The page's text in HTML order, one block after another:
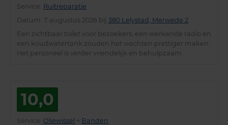
Service Ruitreparatie
Datum : 7 augustus 2026 bij 380 Lelystad, Merwede 2
Een zichtbaar toilet voor bezoekers, een werkende radio en
een koudwatertank zouden het wachten prettiger maken.
Het personeel is verder vriendelijk en behulpzaam
10,0
Service Oliewissel + Banden